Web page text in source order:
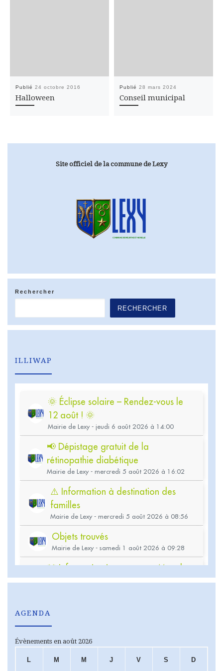
Publié 24 octobre 2016
Halloween
Publié 28 mars 2024
Conseil municipal
Site officiel de la commune de Lexy
Rechercher
RECHERCHER
ILLIWAP
AGENDA
Évènements en août 2026
L LUNDIM MARDI
M MERCREDI
J JEUDIV VENDREDI
S SAMEDI
D